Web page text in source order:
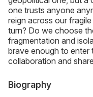
one trusts anyone
reign across our
turn? Do we choose
fragmentation and
brave enough to enter
collaboration and
Biography